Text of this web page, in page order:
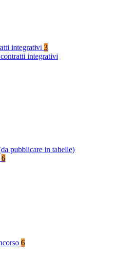
integrativi 3
integrativi
pubblicare in tabelle)
6
6